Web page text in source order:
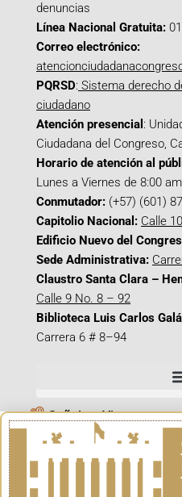
denuncias
Línea Nacional Gratuita:
Correo electrónico:
PQRSD: Sistema derecho
ciudadano
Atención presencial :
Ciudadana del Congreso,
Horario de atención al
Lunes a Viernes de 8:00
Conmutador: (+57) (601)
Capitolio Nacional: Calle
Edificio Nuevo del
Sede Administrativa:
Claustro Santa Clara –
Calle 9 No. 8 – 92
Biblioteca Luis Carlos
Carrera 6 # 8–94
Señal en Vivo
X_@CamaraColombia